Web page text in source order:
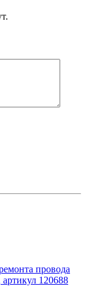
провода
120688